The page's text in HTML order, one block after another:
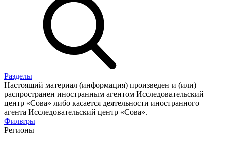
Разделы
Настоящий материал (информация) произведен и (или)
распространен иностранным агентом Исследовательский
центр «Сова» либо касается деятельности иностранного
агента Исследовательский центр «Сова».
Фильтры
Регионы